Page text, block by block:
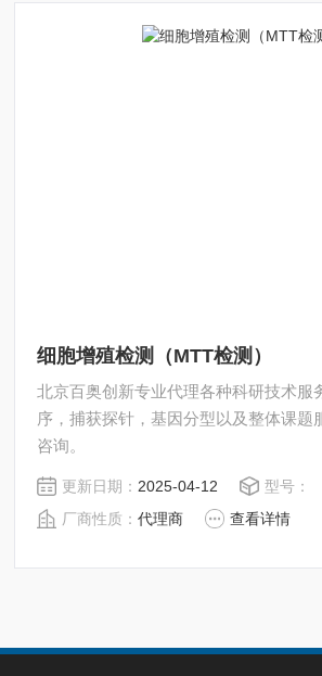
细胞增殖检测（MTT检测）
北京百奥创新专业代理各种科研技术服
序，捕获探针，基因分型以及整体课题
咨询。
更新日期： 2025-04-12
型号：
厂商性质：代理商 查看详情